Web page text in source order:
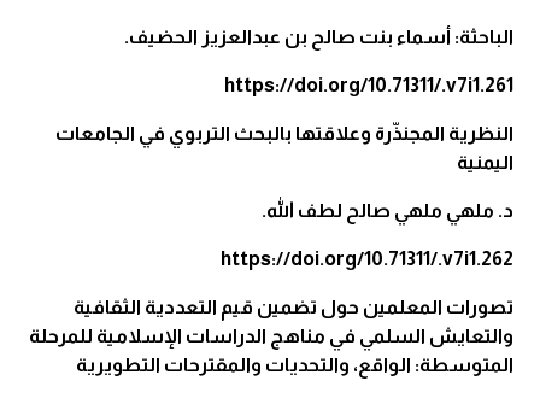
الباحثة: أسماء بنت صالح بن عبدالعزيز الحضيف.
https://doi.org/10.71311/.v7i1.261
النظرية المجنذّرة وعلاقتها بالبحث التربوي في الجامعات
اليمنية
د. ملهي ملهي صالح لطف الله.
https://doi.org/10.71311/.v7i1.262
تصورات المعلمين حول تضمين قيم التعددية الثقافية
والتعايش السلمي في مناهج الدراسات الإسلامية للمرحلة
المتوسطة: الواقع، والتحديات والمقترحات التطويرية